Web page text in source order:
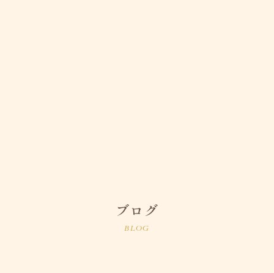
ブログ
BLOG